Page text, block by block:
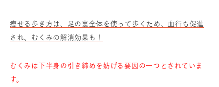
痩せる歩き方は、足の裏全体を使って歩くため、血行も促進
され、むくみの解消効果も！
むくみは下半身の引き締めを妨げる要因の一つとされていま
す。